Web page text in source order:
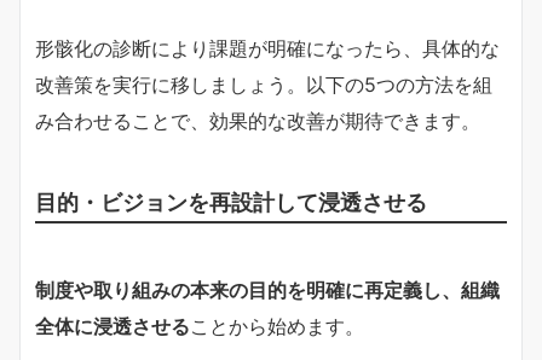
形骸化の診断により課題が明確になったら、具体的な
改善策を実行に移しましょう。以下の5つの方法を組
み合わせることで、効果的な改善が期待できます。
目的・ビジョンを再設計して浸透させる
制度や取り組みの本来の目的を明確に再定義し、組織
全体に浸透させることから始めます。